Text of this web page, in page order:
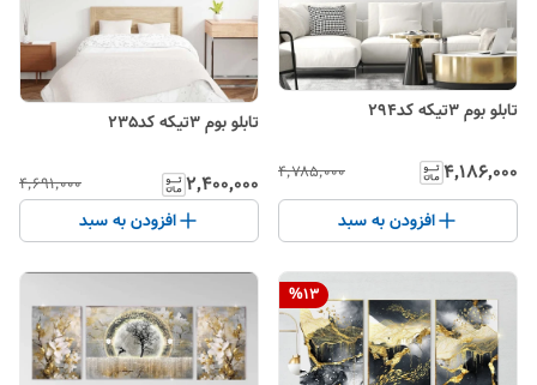
تابلو بوم 3تیکه کد294
۴٬۱۸۶٬۰۰۰ ۴٬۷۸۵٬۰۰۰
افزودن به سبد
تابلو بوم 3تیکه کد235
۲٬۴۰۰٬۰۰۰ ۴٬۶۹۱٬۰۰۰
افزودن به سبد
%13